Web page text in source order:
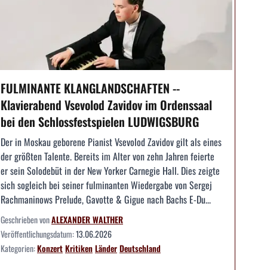
FULMINANTE KLANGLANDSCHAFTEN --
Klavierabend Vsevolod Zavidov im Ordenssaal
bei den Schlossfestspielen LUDWIGSBURG
Der in Moskau geborene Pianist Vsevolod Zavidov gilt als eines
der größten Talente. Bereits im Alter von zehn Jahren feierte
er sein Solodebüt in der New Yorker Carnegie Hall. Dies zeigte
sich sogleich bei seiner fulminanten Wiedergabe von Sergej
Rachmaninows Prelude, Gavotte & Gigue nach Bachs E-Du...
Geschrieben vonALEXANDER WALTHER
Veröffentlichungsdatum:13.06.2026
Kategorien:KonzertKritikenLänderDeutschland